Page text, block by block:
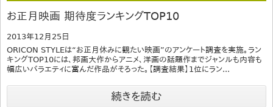
お正月映画 期待度ランキングTOP10
2013年12月25日
ORICON STYLEは“お正月休みに観たい映画”のアンケート調査を実施。ラン
キングTOP10には、邦画大作からアニメ、洋画の話題作までジャンルも内容も
幅広いバラエティに富んだ作品がそろった。【調査結果】1位にラン...
続きを読む